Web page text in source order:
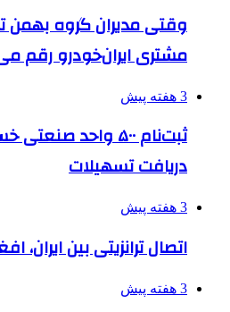
وقتی مدیران گروه بهمن
مشتری ایران‌خودرو رقم
3 هفته پیش
ثبت‌نام ۵۰۰ واحد
دریافت تسهیلات
3 هفته پیش
اتصال ترانزیتی بین ایران،
3 هفته پیش